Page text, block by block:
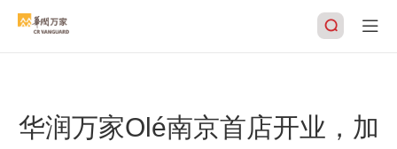
搜索
华润万家Olé南京首店开业，加